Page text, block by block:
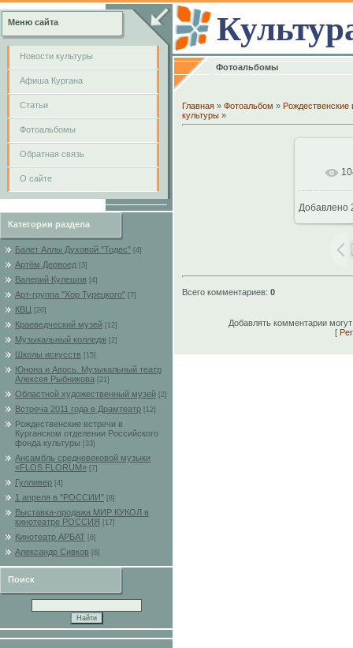
Меню сайта
Новости культуры
Афиша Кургана
Cтатьи
Фотоальбомы
Обратная связь
О сайте
Категории раздела
Балет Аллы Духовой "Тодес" [4]
Артём Дервоед [3]
Валерий Кулешов [4]
Арт-группа "Хор Турецкого" [7]
КВЦ [20]
Краеведческий музей [12]
Музыкальный колледж [2]
Школы искусств [15]
Юнона и Авось. Музыкальный театр
Алексея Рыбникова
[21]
Областной художественный музей [2]
Встреча 2011 года в Драмтеатр [12]
Рождественские встречи в
Курганском отделении Российского
фонда культуры
[33]
Ансамбль средневековой музыки
«FLOS FLORUM» [7]
Гулливер [4]
1 апреля в "РОССИИ" [8]
Выставка-продажа МИР КУКОЛ в
кинотеатре РОССИЯ
[17]
Кинотеатр АРБАТ [6]
Александр Сивков [6]
Поиск
Фотоальбомы
Главная » Фотоальбом » Рождественские
культуры »
В
Добавлено
Всего комментариев: 0
Добавлять комментарии
[